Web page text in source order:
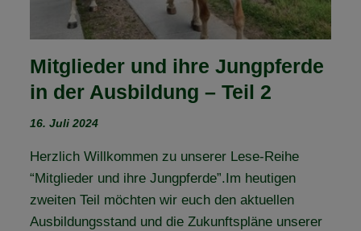
Mitglieder und ihre Jungpferde
in der Ausbildung – Teil 2
16. Juli 2024
Herzlich Willkommen zu unserer Lese-Reihe
“Mitglieder und ihre Jungpferde”.Im heutigen
zweiten Teil möchten wir euch den aktuellen
Ausbildungsstand und die Zukunftspläne unserer